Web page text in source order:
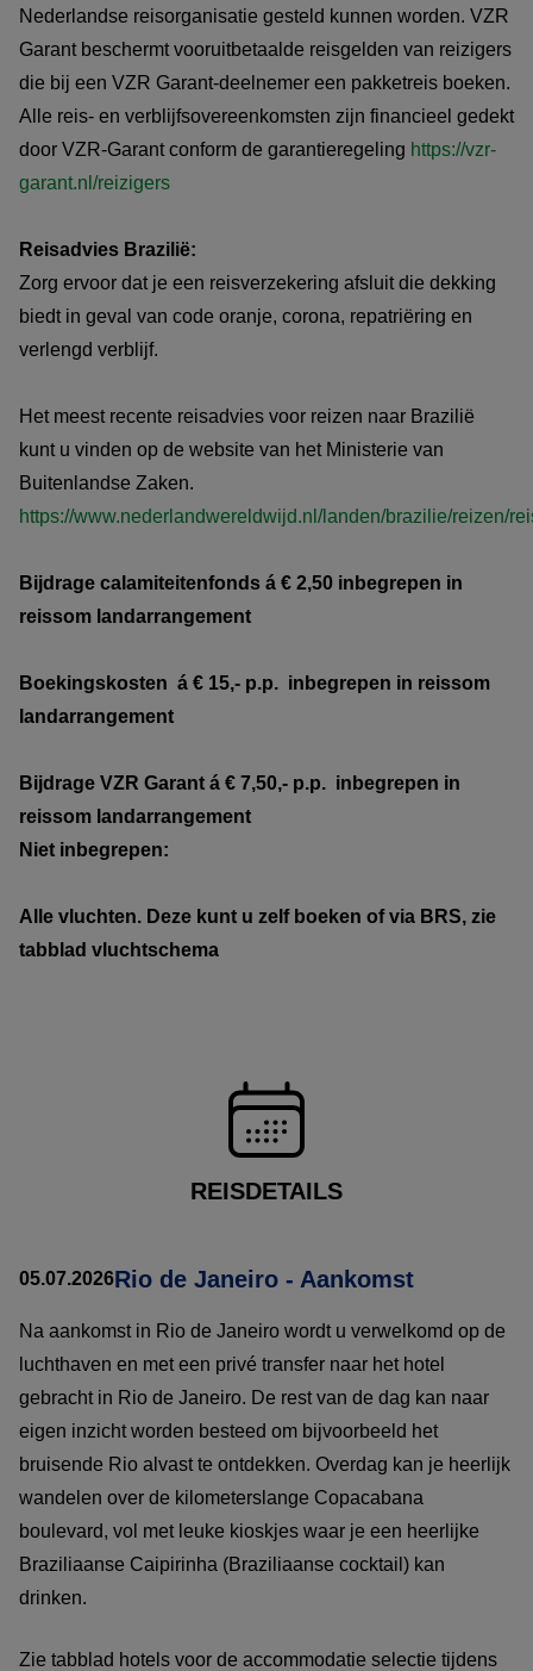
Nederlandse reisorganisatie gesteld kunnen worden. VZR
Garant beschermt vooruitbetaalde reisgelden van reizigers
die bij een VZR Garant-deelnemer een pakketreis boeken.
Alle reis- en verblijfsovereenkomsten zijn financieel gedekt
door VZR-Garant conform de garantieregeling https://vzr-
garant.nl/reizigers
Reisadvies Brazilië:
Zorg ervoor dat je een reisverzekering afsluit die dekking
biedt in geval van code oranje, corona, repatriëring en
verlengd verblijf.
Het meest recente reisadvies voor reizen naar Brazilië
kunt u vinden op de website van het Ministerie van
Buitenlandse Zaken.
https://www.nederlandwereldwijd.nl/landen/brazilie/reizen/
Bijdrage calamiteitenfonds á € 2,50 inbegrepen in
reissom landarrangement
Boekingskosten á € 15,- p.p. inbegrepen in reissom
landarrangement
Bijdrage VZR Garant á € 7,50,- p.p. inbegrepen in
reissom landarrangement
Niet inbegrepen:
Alle vluchten. Deze kunt u zelf boeken of via BRS, zie
tabblad vluchtschema
REISDETAILS
05.07.2026Rio de Janeiro - Aankomst
Na aankomst in Rio de Janeiro wordt u verwelkomd op de
luchthaven en met een privé transfer naar het hotel
gebracht in Rio de Janeiro. De rest van de dag kan naar
eigen inzicht worden besteed om bijvoorbeeld het
bruisende Rio alvast te ontdekken. Overdag kan je heerlijk
wandelen over de kilometerslange Copacabana
boulevard, vol met leuke kioskjes waar je een heerlijke
Braziliaanse Caipirinha (Braziliaanse cocktail) kan
drinken.
Zie tabblad hotels voor de accommodatie selectie tijdens